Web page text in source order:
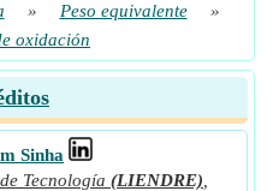
» Peso equivalente
»
oxidación
Sinha
Tecnología (LIENDRE)